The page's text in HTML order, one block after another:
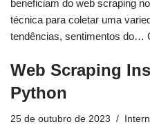
beneficiam do web scraping
técnica para coletar uma
tendências, sentimentos do…
Web Scraping
Python
25 de outubro de 2023